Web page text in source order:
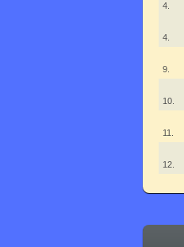
4.
4.
9.
10.
11.
12.